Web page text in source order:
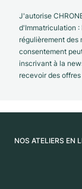
J'autorise
d'Immatriculation :
régulièrement des
consentement
inscrivant à la
recevoir des
NOS ATELIERS EN